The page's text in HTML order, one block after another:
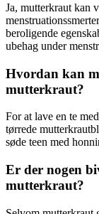
Ja, mutterkraut kan
beroligende
ubehag under
Hvordan kan
mutterkraut?
For at lave en te
tørrede
søde teen med
Er der nogen
mutterkraut?